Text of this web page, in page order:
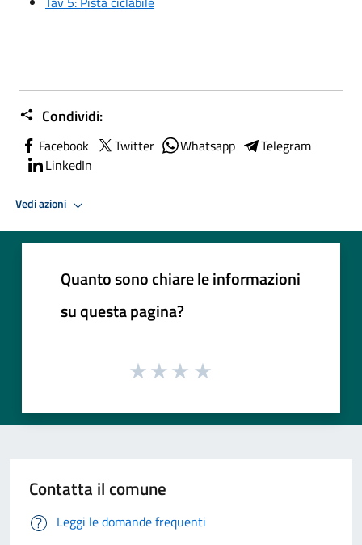
Condividi:
Facebook Twitter Whatsapp
Telegram
LinkedIn
Vedi azioni
Quanto sono chiare le informazioni
su questa pagina?
Contatta il comune
Leggi le domande frequenti